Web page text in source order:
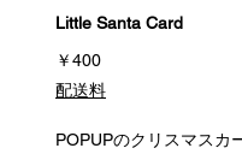
Little Santa Card
￥400価
格
配送料
POPUPのクリスマスカ